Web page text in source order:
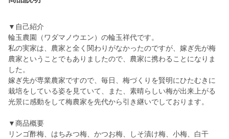
▼自己紹介
輪玉農園（ワダマノウエン）の輪玉祥代です。
私の実家は、農家と全く関わりがなかったのですが、嫁ぎ先が梅
農家ということでもありましたので、農家に携わることになりま
した。
嫁ぎ先が専業農家ですので、毎日、梅づくりを賢明にひたむきに
栽培をしている姿を見ていて、また、素晴らしい梅が出来上がる
光景に感動をして梅農家を先代から引き継いでしております。
▼商品概要
リンゴ酢梅、はちみつ梅、かつお梅、しそ漬け梅、小梅、白干